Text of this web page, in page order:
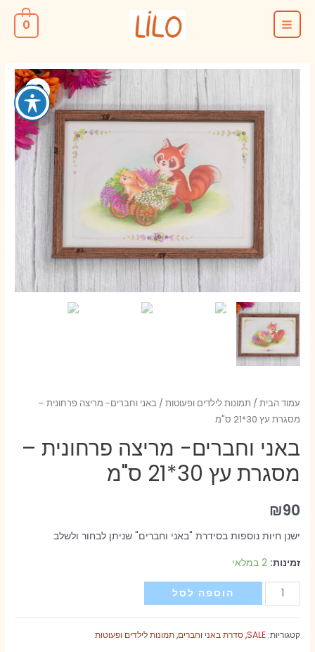
דילוג
MAIN
0
עמוד הבית / תמונות לילדים ופעוטות / באני וחברים- מריצה פרחונית –
מסגרת עץ 30*21 ס"מ
באני וחברים- מריצה פרחונית –
מסגרת עץ 30*21 ס"מ
₪90
ישנן חיות נוספות בסידרת "באני וחברים" שניתן לבחור ולשלב
זמינות: 2 במלאי
כמות
של
וחברים-
הוספה לסל
קטגוריות:SALE
,סדרת באני וחברים,תמונות לילדים ופעוטות